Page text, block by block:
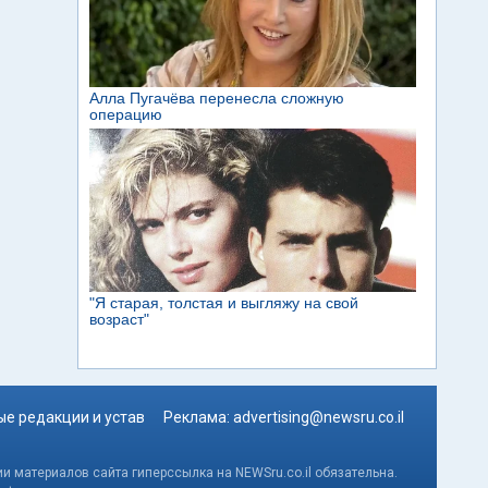
редакции и устав Реклама: advertising@newsru.co.il
сайта гиперссылка на NEWSru.co.il обязательна.